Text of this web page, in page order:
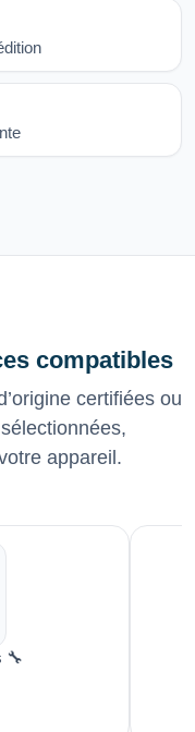
compatibles
certifiées ou
appareil.
🔧